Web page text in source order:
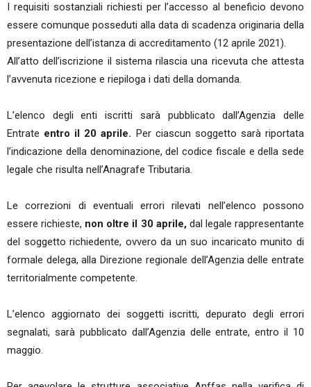
I requisiti sostanziali richiesti per l’accesso al beneficio devono
essere comunque posseduti alla data di scadenza originaria della
presentazione dell’istanza di accreditamento (12 aprile 2021).
All’atto dell’iscrizione il sistema rilascia una ricevuta che attesta
l’avvenuta ricezione e riepiloga i dati della domanda.
L’elenco degli enti iscritti sarà pubblicato dall’Agenzia delle
Entrate entro il 20 aprile. Per ciascun soggetto sarà riportata
l’indicazione della denominazione, del codice fiscale e della sede
legale che risulta nell’Anagrafe Tributaria.
Le correzioni di eventuali errori rilevati nell’elenco possono
essere richieste, non oltre il 30 aprile,dal legale rappresentante
del soggetto richiedente, ovvero da un suo incaricato munito di
formale delega, alla Direzione regionale dell’Agenzia delle entrate
territorialmente competente.
L’elenco aggiornato dei soggetti iscritti, depurato degli errori
segnalati, sarà pubblicato dall’Agenzia delle entrate, entro il 10
maggio.